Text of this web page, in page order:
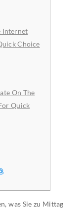
Internet
Choice
On The
Quick
was Sie zu Mittag